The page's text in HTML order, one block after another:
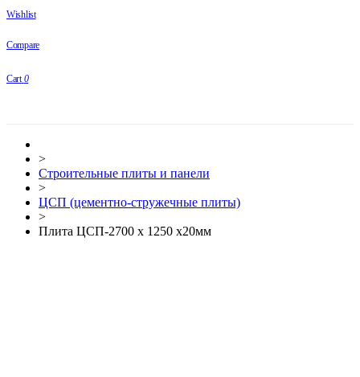
Wishlist
Compare
Cart 0
>
Строительные плиты и панели
>
ЦСП (цементно-стружечные плиты)
>
Плита ЦСП-2700 х 1250 х20мм